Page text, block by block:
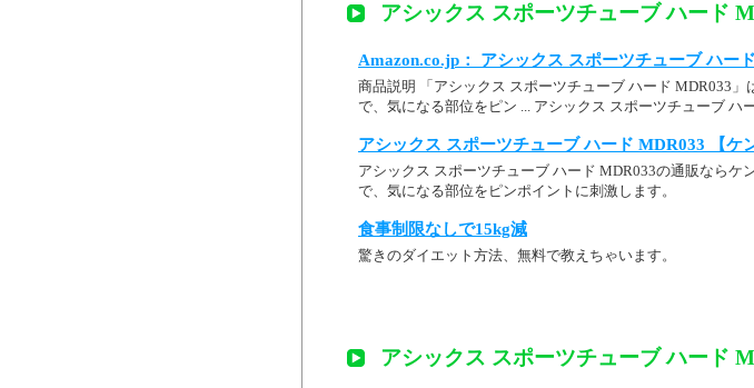
アシックス スポーツチューブ ハード
Amazon.co.jp： アシックス スポーツチューブ ハー
商品説明 「アシックス スポーツチューブ ハード MDR033
で、気になる部位をピン ... アシックス スポーツチューブ ハ
アシックス スポーツチューブ ハード MDR033 【ケ
アシックス スポーツチューブ ハード MDR033の通販なら
で、気になる部位をピンポイントに刺激します。
食事制限なしで15kg減
驚きのダイエット方法、無料で教えちゃいます。
アシックス スポーツチューブ ハード